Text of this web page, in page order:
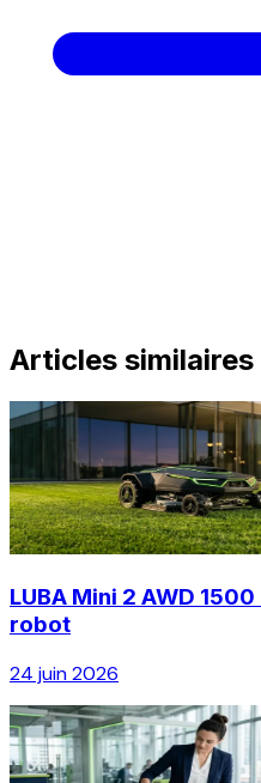
Articles similaires
LUBA Mini 2 AWD
robot
24 juin 2026